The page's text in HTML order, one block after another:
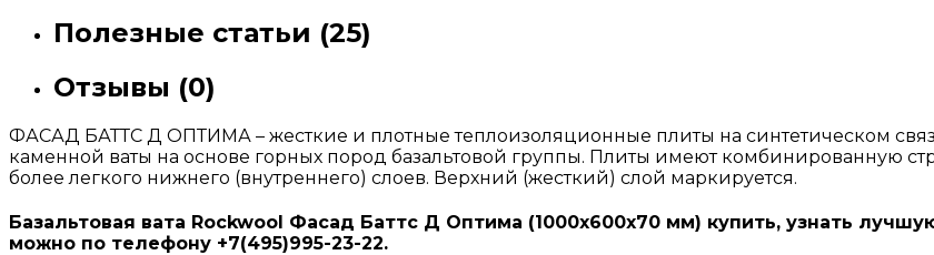
Полезные статьи (25)
Отзывы (0)
ФАСАД БАТТС Д ОПТИМА – жесткие и плотные теплоизоляционные плиты на синтетическом
каменной ваты на основе горных пород базальтовой группы. Плиты имеют комбинированную
более легкого нижнего (внутреннего) слоев. Верхний (жесткий) слой маркируется.
Базальтовая вата Rockwool Фасад Баттс Д Оптима (1000х600х70 мм) купить, узнать
можно по телефону +7(495)995-23-22.